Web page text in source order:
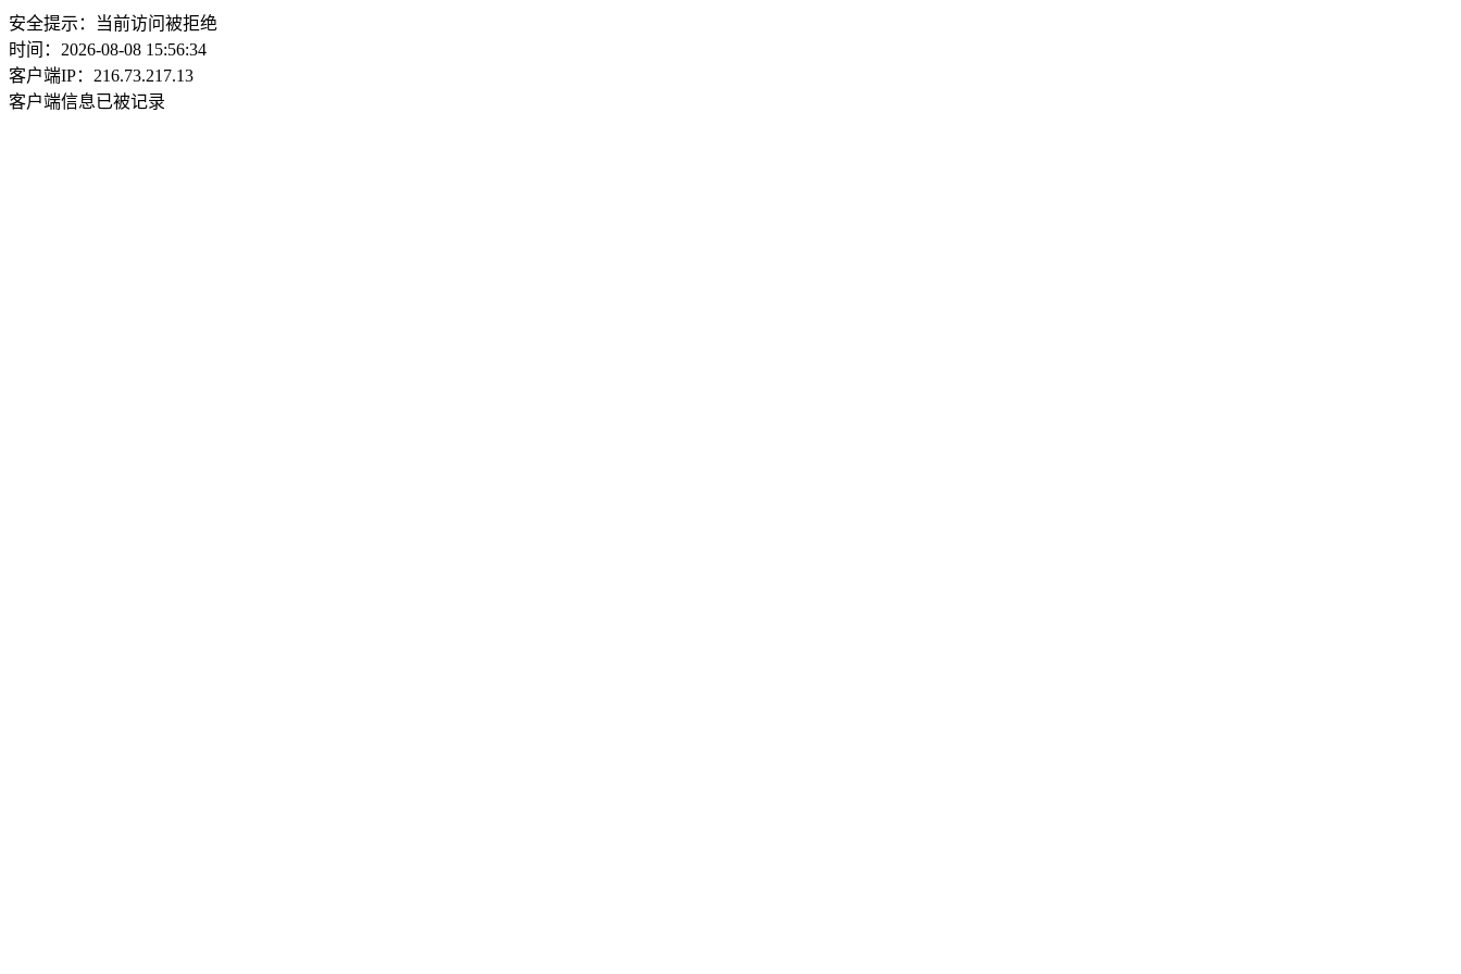
安全提示：当前访问被拒绝
时间：2026-08-08 15:56:34
客户端IP：216.73.217.13
客户端信息已被记录